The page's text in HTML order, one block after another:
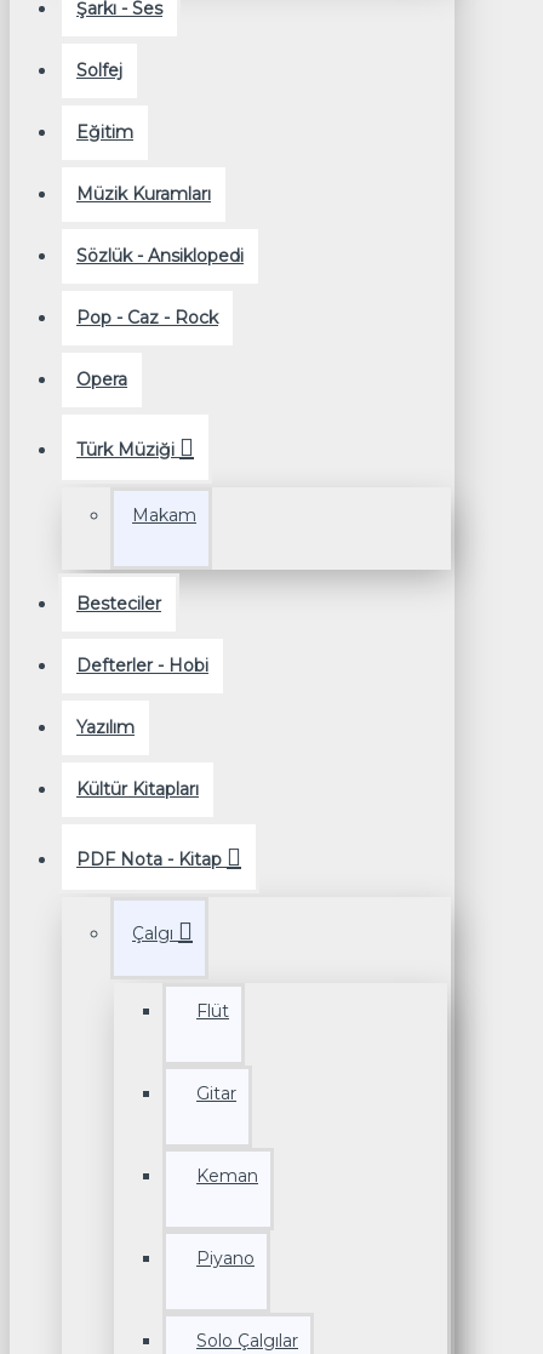
Şarkı - Ses
Solfej
Eğitim
Müzik Kuramları
Sözlük - Ansiklopedi
Pop - Caz - Rock
Opera
Türk Müziği
Makam
Besteciler
Defterler - Hobi
Yazılım
Kültür Kitapları
PDF Nota - Kitap
Çalgı
Flüt
Gitar
Keman
Piyano
Solo Çalgılar